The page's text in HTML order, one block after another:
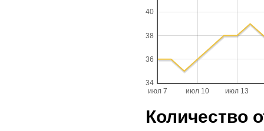
июл 7 июл 10 июл 13
34
36
38
40
Количество